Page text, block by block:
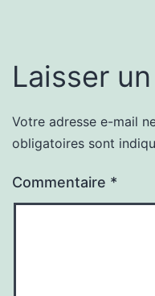
Laisser
Votre adresse e-mail
obligatoires sont
Commentaire *